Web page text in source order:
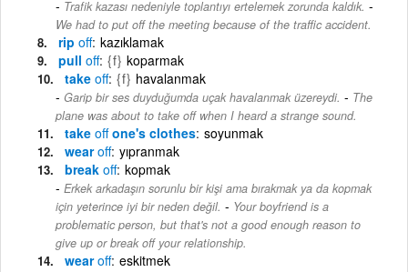
Trafik kazası nedeniyle toplantıyı ertelemek zorunda kaldık. -
We had to put off the meeting because of the traffic accident.
rip off kazıklamak
pull off {f} koparmak
take off {f} havalanmak
Garip bir ses duyduğumda uçak havalanmak üzereydi. - The
plane was about to take off when I heard a strange sound.
take offone's clothes soyunmak
wearoff yıpranmak
break off kopmak
Erkek arkadaşın sorunlu bir kişi ama bırakmak ya da kopmak
için yeterince iyi bir neden değil. - Your boyfriend is a
problematic person, but that's not a good enough reason to
give up or break off your relationship.
wearoff eskitmek